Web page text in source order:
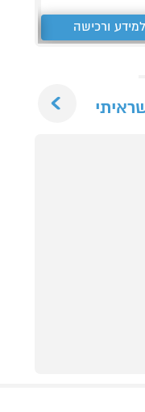
למידע ורכישה